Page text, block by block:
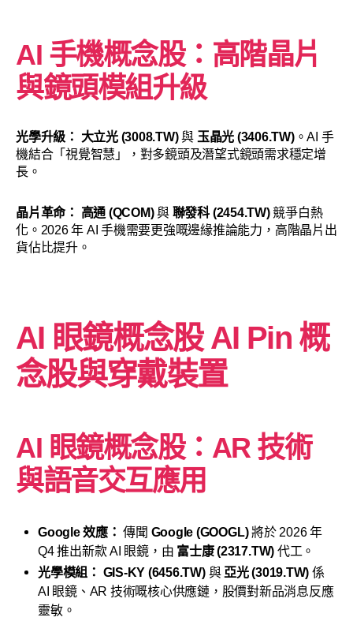
AI 手機概念股：高階晶片
與鏡頭模組升級
光學升級： 大立光 (3008.TW)與 玉晶光 (3406.TW)。AI 手
機結合「視覺智慧」，對多鏡頭及潛望式鏡頭需求穩定增
長。
晶片革命： 高通 (QCOM)與 聯發科 (2454.TW)競爭白熱
化。2026 年 AI 手機需要更強嘅邊緣推論能力，高階晶片出
貨佔比提升。
AI 眼鏡概念股 AI Pin 概
念股與穿戴裝置
AI 眼鏡概念股：AR 技術
與語音交互應用
Google 效應： 傳聞 Google (GOOGL)將於 2026 年
Q4 推出新款 AI 眼鏡，由 富士康 (2317.TW) 代工。
光學模組： GIS-KY (6456.TW)與 亞光 (3019.TW) 係
AI 眼鏡、AR 技術嘅核心供應鏈，股價對新品消息反應
靈敏。